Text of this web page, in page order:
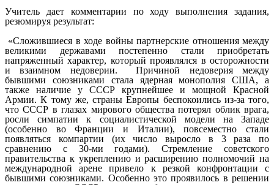
Учитель дает комментарии по ходу выполнения задания,
резюмируя результат:
«Сложившиеся в ходе войны партнерские отношения между
великими державами постепенно стали приобретать
напряженный характер, который проявлялся в осторожности
и взаимном недоверии. Причиной недоверия между
бывшими союзниками стала ядерная монополия США, а
также наличие у СССР крупнейшее и мощной Красной
Армии. К тому же, страны Европы беспокоились из-за того,
что СССР в глазах мирового общества потерял облик врага,
росли симпатии к социалистической модели на Западе
(особенно во Франции и Италии), повсеместно стали
появляться компартии (их число выросло в 3 раза по
сравнению с 30-ми годами). Стремление советского
правительства к укреплению и расширению полномочий на
международной арене привело к резкой конфронтации с
бывшими союзниками. Особенно это проявилось в решении